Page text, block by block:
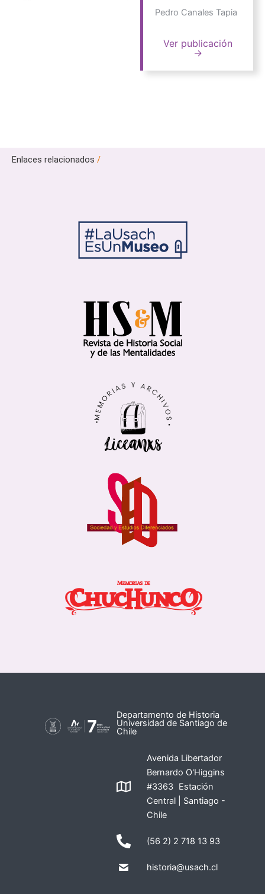
Pedro Canales Tapia
Ver publicación
→
Enlaces relacionados /
Departamento de Historia
Universidad de Santiago de
Chile
Avenida Libertador
Bernardo O'Higgins
#3363 Estación
Central | Santiago -
Chile
(56 2) 2 718 13 93
historia@usach.cl